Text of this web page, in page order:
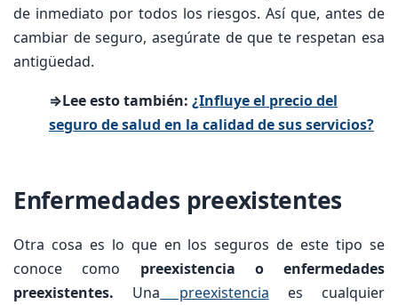
de inmediato por todos los riesgos. Así que, antes de
cambiar de seguro, asegúrate de que te respetan esa
antigüedad.
⇒Lee esto también: ¿Influye el precio del
seguro de salud en la calidad de sus servicios?
Enfermedades preexistentes
Otra cosa es lo que en los seguros de este tipo se
conoce como preexistencia o enfermedades
preexistentes. Una preexistencia es cualquier